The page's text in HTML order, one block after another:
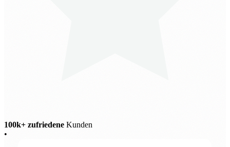
100k+ zufriedene Kunden
•